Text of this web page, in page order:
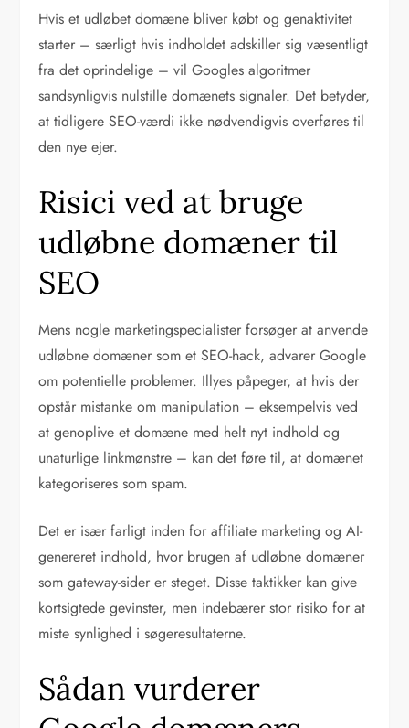
Hvis et udløbet domæne bliver købt og genaktivitet
starter – særligt hvis indholdet adskiller sig væsentligt
fra det oprindelige – vil Googles algoritmer
sandsynligvis nulstille domænets signaler. Det betyder,
at tidligere SEO-værdi ikke nødvendigvis overføres til
den nye ejer.
Risici ved at bruge
udløbne domæner til
SEO
Mens nogle marketingspecialister forsøger at anvende
udløbne domæner som et SEO-hack, advarer Google
om potentielle problemer. Illyes påpeger, at hvis der
opstår mistanke om manipulation – eksempelvis ved
at genoplive et domæne med helt nyt indhold og
unaturlige linkmønstre – kan det føre til, at domænet
kategoriseres som spam.
Det er især farligt inden for affiliate marketing og AI-
genereret indhold, hvor brugen af udløbne domæner
som gateway-sider er steget. Disse taktikker kan give
kortsigtede gevinster, men indebærer stor risiko for at
miste synlighed i søgeresultaterne.
Sådan vurderer